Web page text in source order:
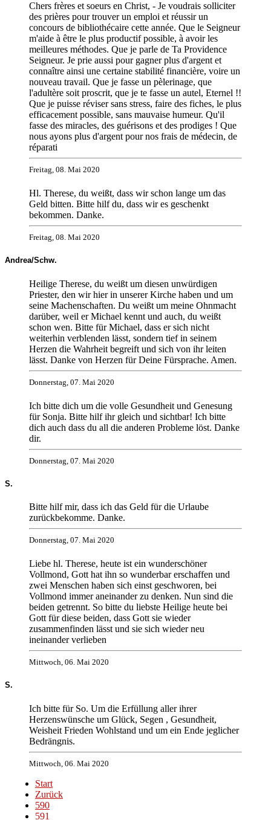
Chers frères et soeurs en Christ, - Je voudrais solliciter
des prières pour trouver un emploi et réussir un
concours de bibliothécaire cette année. Que le Seigneur
m'aide à être le plus productif possible, à avoir les
meilleures méthodes. Que je parle de Ta Providence
Seigneur. Je prie aussi pour gagner plus d'argent et
connaître ainsi une certaine stabilité financière, voire un
nouveau travail. Que je fasse un pèlerinage, que
l'adultère soit proscrit, que je te fasse un autel, Eternel !!
Que je puisse réviser sans stress, faire des fiches, le plus
efficacement possible, sans mauvaise humeur. Qu'il
fasse des miracles, des guérisons et des prodiges ! Que
nous ayons plus d'argent pour nos frais de médecin, de
réparati
Freitag, 08. Mai 2020
Hl. Therese, du weißt, dass wir schon lange um das
Geld bitten. Bitte hilf du, dass wir es geschenkt
bekommen. Danke.
Freitag, 08. Mai 2020
Andrea/Schw.
Heilige Therese, du weißt um diesen unwürdigen
Priester, den wir hier in unserer Kirche haben und um
seine Machenschaften. Du weißt um meine Ohnmacht
darüber, weil er Michael kennt und auch, du weißt
schon wen. Bitte für Michael, dass er sich nicht
weiterhin verblenden lässt, sondern tief in seinem
Herzen die Wahrheit begreift und sich von ihr leiten
lässt. Danke von Herzen für Deine Fürsprache. Amen.
Donnerstag, 07. Mai 2020
Ich bitte dich um die volle Gesundheit und Genesung
für Sonja. Bitte hilf ihr gleich und sichtbar! Ich bitte
dich auch dass du all die anderen Probleme löst. Danke
dir.
Donnerstag, 07. Mai 2020
S.
Bitte hilf mir, dass ich das Geld für die Urlaube
zurückbekomme. Danke.
Donnerstag, 07. Mai 2020
Liebe hl. Therese, heute ist ein wunderschöner
Vollmond, Gott hat ihn so wunderbar erschaffen und
zwei Menschen haben sich einst geschworen, bei
Vollmond immer aneinander zu denken. Nun sind die
beiden getrennt. So bitte du liebste Heilige heute bei
Gott für diese beiden, dass Gott sie wieder
zusammenfinden lässt und sie sich wieder neu
ineinander verlieben
Mittwoch, 06. Mai 2020
S.
Ich bitte für So. Um die Erfüllung aller ihrer
Herzenswünsche um Glück, Segen , Gesundheit,
Weisheit Frieden Wohlstand und um ein Ende jeglicher
Bedrängnis.
Mittwoch, 06. Mai 2020
Start
Zurück
590
591